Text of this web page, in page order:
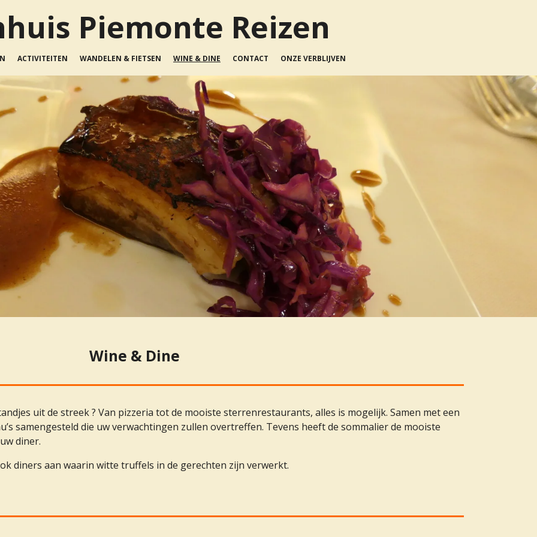
Piemonte Reizen
ACTIVITEITEN WANDELEN & FIETSEN WINE & DINE CONTACT ONZE VERBLIJVEN
Wine & Dine
uit de streek ? Van pizzeria tot de mooiste sterrenrestaurants, alles is mogelijk. Samen met een
samengesteld die uw verwachtingen zullen overtreffen. Tevens heeft de sommalier de mooiste
diner.
diners aan waarin witte truffels in de gerechten zijn verwerkt.